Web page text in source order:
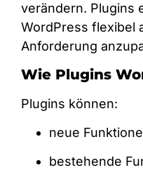
verändern. Plugins
WordPress flexibel
Anforderung
Wie Plugins
Plugins können:
neue
bestehende